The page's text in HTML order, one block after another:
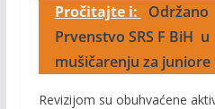
Pročitajte i:
Održano
Prvenstvo SRS F BiH u
mušičarenju za juniore
Revizijom su obuhvaćene